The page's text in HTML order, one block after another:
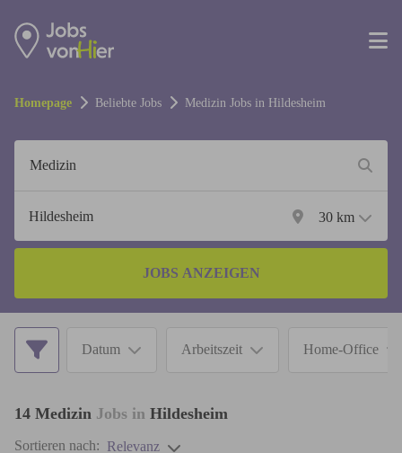
Homepage Beliebte Jobs Medizin Jobs in Hildesheim
30 km
JOBS ANZEIGEN
Datum Arbeitszeit Home-Office
14 Medizin Jobs in Hildesheim
Sortieren nach: Relevanz